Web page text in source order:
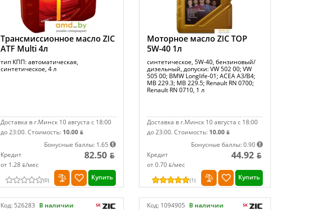
Трансмиссионное масло ZIC
ATF Multi 4л
тип КПП: автоматическая,
синтетическое, 4 л
Доставка в г.Минск 10 августа с 18:00
до 23:00.Стоимость: 10.00 ƃ
Бонусные баллы: 1.65
Кредит
от 1.28 ƃ/мec
82.50 ƃ
(0) Купить
Моторное масло ZIC TOP
5W-40 1л
синтетическое, 5W-40, бензиновый/
дизельный, допуски: VW 502 00; VW
505 00; BMW Longlife-01; ACEA A3/B4;
MB 229.3; MB 229.5; Renault RN 0700;
Renault RN 0710, 1 л
Доставка в г.Минск 10 августа с 18:00
до 23:00.Стоимость: 10.00 ƃ
Бонусные баллы: 0.90
Кредит
от 0.70 ƃ/мec
44.92 ƃ
(1) Купить
Код: 526283 В наличии Код: 1094905 В наличии